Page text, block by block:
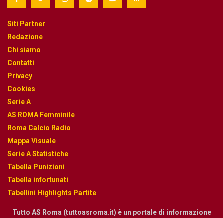
Siti Partner
Redazione
Chi siamo
Contatti
Privacy
Cookies
Serie A
AS ROMA Femminile
Roma Calcio Radio
Mappa Visuale
Serie A Statistiche
Tabella Punizioni
Tabella infortunati
Tabellini Highlights Partite
Tutto AS Roma (tuttoasroma.it) è un portale di informazione